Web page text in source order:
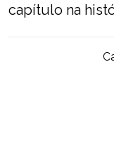
capítulo na